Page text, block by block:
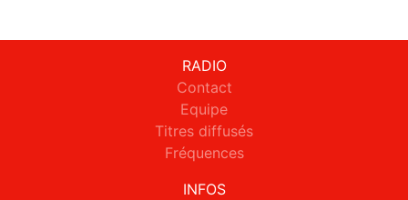
RADIO
Contact
Equipe
Titres diffusés
Fréquences
INFOS